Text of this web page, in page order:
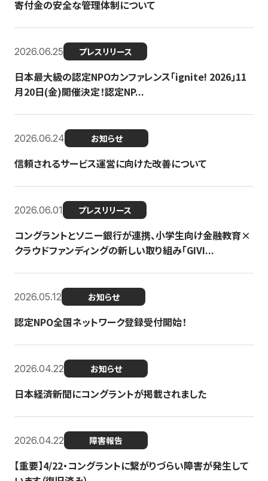
寄付金の安全な管理体制について
2026.06.25 プレスリリース
日本最大級の認定NPOカンファレンス「ignite! 2026」11
月20日(金)開催決定！認定NP...
2026.06.24 お知らせ
信頼されるサービス運営に向けた改善について
2026.06.01 プレスリリース
コングラントとソニー銀行が連携、小学生向け金融教育×
クラウドファンディングの新しい取り組み「GIVI...
2026.05.12 お知らせ
認定NPO全国ネットワーク登録受付開始！
2026.04.22 お知らせ
日本経済新聞にコングラントが掲載されました
2026.04.22 障害報告
【重要】4/22・コングラントに繋がりづらい障害が発生して